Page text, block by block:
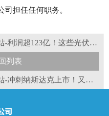
担任任何职务。
上一条：乐鱼体育app官方网站-利润超123亿！这些光伏企业逆势“爆发”
列表
下一条：乐鱼体育app官方网站-冲刺纳斯达克上市！又一光伏企业赴美IPO